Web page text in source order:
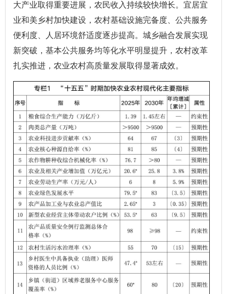
大产业取得重要进展，农民收入持续较快增长。宜居宜
业和美乡村加快建设，农村基础设施完备度、公共服务
便利度、人居环境舒适度逐步提高。城乡融合发展实现
新突破，基本公共服务均等化水平明显提升，农村改革
扎实推进，农业农村高质量发展取得显著成效。